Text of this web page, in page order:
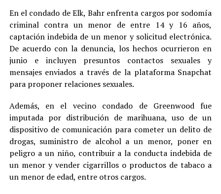
En el condado de Elk, Bahr enfrenta cargos por sodomía
criminal contra un menor de entre 14 y 16 años,
captación indebida de un menor y solicitud electrónica.
De acuerdo con la denuncia, los hechos ocurrieron en
junio e incluyen presuntos contactos sexuales y
mensajes enviados a través de la plataforma Snapchat
para proponer relaciones sexuales.
Además, en el vecino condado de Greenwood fue
imputada por distribución de marihuana, uso de un
dispositivo de comunicación para cometer un delito de
drogas, suministro de alcohol a un menor, poner en
peligro a un niño, contribuir a la conducta indebida de
un menor y vender cigarrillos o productos de tabaco a
un menor de edad, entre otros cargos.